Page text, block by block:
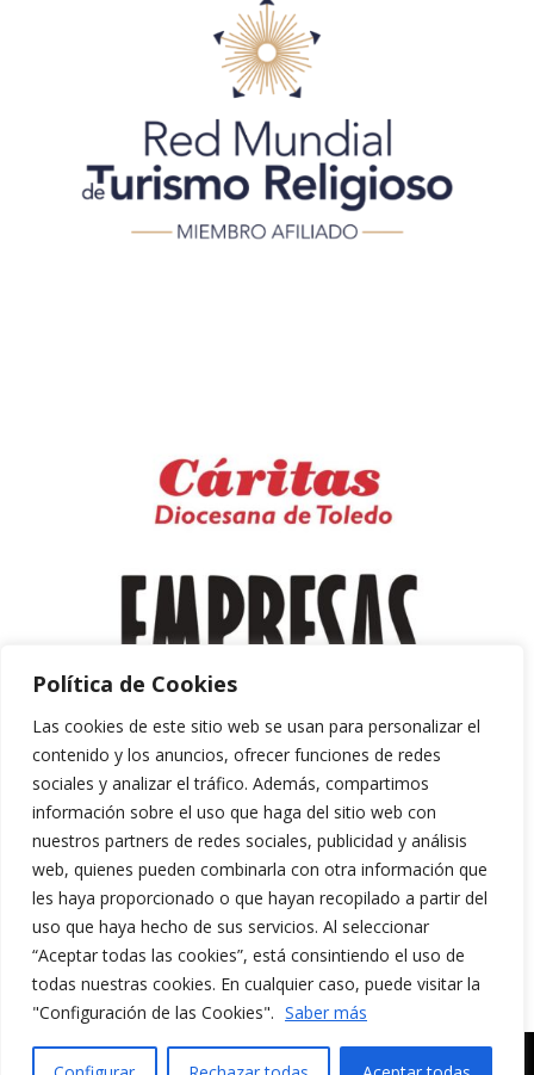
Política de Cookies
Las cookies de este sitio web se usan para personalizar el
contenido y los anuncios, ofrecer funciones de redes
sociales y analizar el tráfico. Además, compartimos
información sobre el uso que haga del sitio web con
nuestros partners de redes sociales, publicidad y análisis
web, quienes pueden combinarla con otra información que
les haya proporcionado o que hayan recopilado a partir del
uso que haya hecho de sus servicios. Al seleccionar
“Aceptar todas las cookies”, está consintiendo el uso de
todas nuestras cookies. En cualquier caso, puede visitar la
"Configuración de las Cookies". Saber más
Aviso Legal y Política de Privacidad
Política de Cookies
MERAKI CULTURA AUDIOVISUAL. Todos los